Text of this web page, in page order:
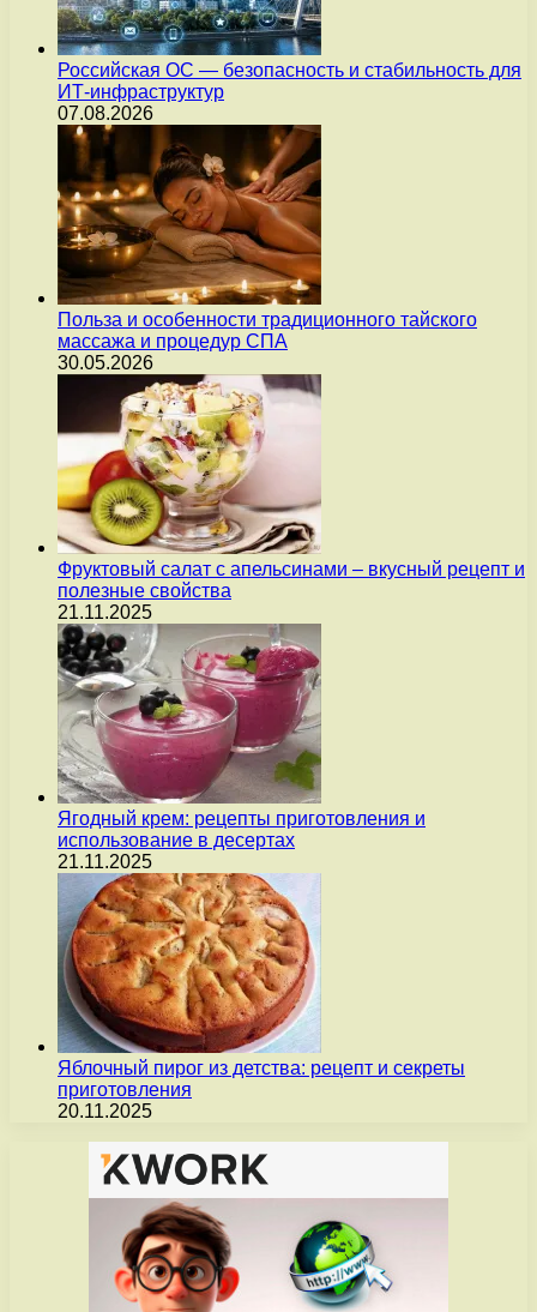
Российская ОС — безопасность и стабильность для
ИТ-инфраструктур
07.08.2026
Польза и особенности традиционного тайского
массажа и процедур СПА
30.05.2026
Фруктовый салат с апельсинами – вкусный рецепт и
полезные свойства
21.11.2025
Ягодный крем: рецепты приготовления и
использование в десертах
21.11.2025
Яблочный пирог из детства: рецепт и секреты
приготовления
20.11.2025